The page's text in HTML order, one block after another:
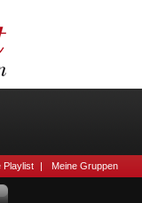
Playlist | Meine Gruppen